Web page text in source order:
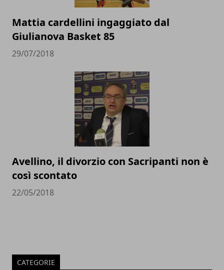
Mattia cardellini ingaggiato dal
Giulianova Basket 85
29/07/2018
Avellino, il divorzio con Sacripanti non è
così scontato
22/05/2018
CATEGORIE